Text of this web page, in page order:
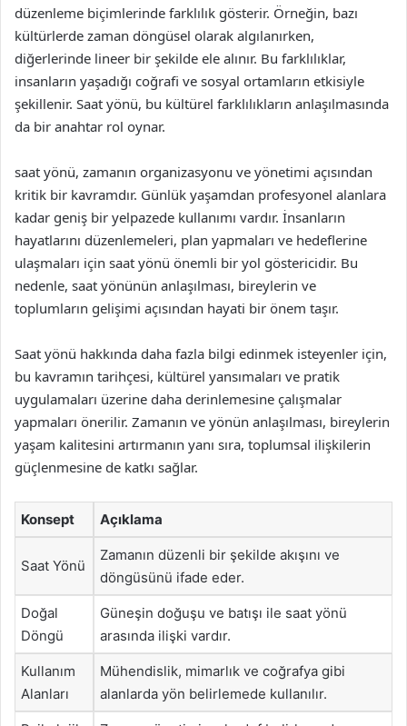
düzenleme biçimlerinde farklılık gösterir. Örneğin, bazı
kültürlerde zaman döngüsel olarak algılanırken,
diğerlerinde lineer bir şekilde ele alınır. Bu farklılıklar,
insanların yaşadığı coğrafi ve sosyal ortamların etkisiyle
şekillenir. Saat yönü, bu kültürel farklılıkların anlaşılmasında
da bir anahtar rol oynar.
saat yönü, zamanın organizasyonu ve yönetimi açısından
kritik bir kavramdır. Günlük yaşamdan profesyonel alanlara
kadar geniş bir yelpazede kullanımı vardır. İnsanların
hayatlarını düzenlemeleri, plan yapmaları ve hedeflerine
ulaşmaları için saat yönü önemli bir yol göstericidir. Bu
nedenle, saat yönünün anlaşılması, bireylerin ve
toplumların gelişimi açısından hayati bir önem taşır.
Saat yönü hakkında daha fazla bilgi edinmek isteyenler için,
bu kavramın tarihçesi, kültürel yansımaları ve pratik
uygulamaları üzerine daha derinlemesine çalışmalar
yapmaları önerilir. Zamanın ve yönün anlaşılması, bireylerin
yaşam kalitesini artırmanın yanı sıra, toplumsal ilişkilerin
güçlenmesine de katkı sağlar.
Konsept Açıklama
Saat Yönü
Zamanın düzenli bir şekilde akışını ve
döngüsünü ifade eder.
Doğal
Döngü
Güneşin doğuşu ve batışı ile saat yönü
arasında ilişki vardır.
Kullanım
Alanları
Mühendislik, mimarlık ve coğrafya gibi
alanlarda yön belirlemede kullanılır.